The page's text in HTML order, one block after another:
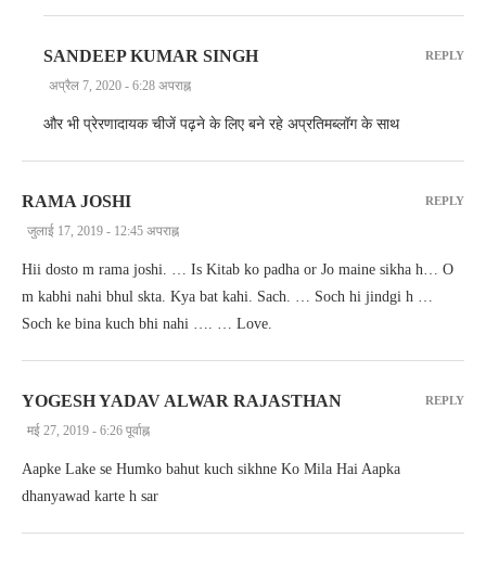
SANDEEP KUMAR SINGH
अप्रैल 7, 2020 - 6:28 अपराह्न
और भी प्रेरणादायक चीजें पढ़ने के लिए बने रहे अप्रतिमब्लॉग के साथ
REPLY
RAMA JOSHI
जुलाई 17, 2019 - 12:45 अपराह्न
Hii dosto m rama joshi. … Is Kitab ko padha or Jo maine sikha h… O
m kabhi nahi bhul skta. Kya bat kahi. Sach. … Soch hi jindgi h …
Soch ke bina kuch bhi nahi …. … Love.
REPLY
YOGESH YADAV ALWAR RAJASTHAN
मई 27, 2019 - 6:26 पूर्वाह्न
Aapke Lake se Humko bahut kuch sikhne Ko Mila Hai Aapka
dhanyawad karte h sar
REPLY